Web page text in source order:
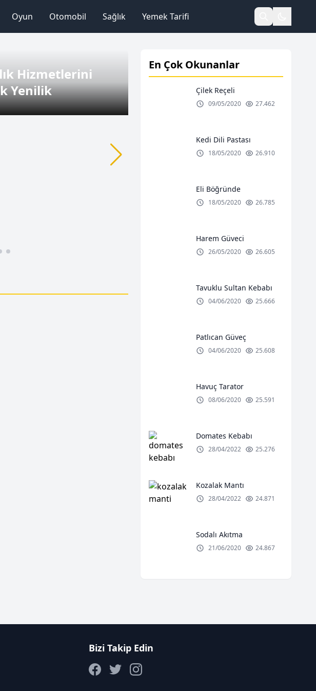
Oyun Otomobil Sağlık Yemek Tarifi
Hizmetlerini
Yenilik
Eğer Beni Görürsen,
(Hunger
En Çok Okunanlar
Çilek Reçeli
09/05/2020 27.462
Kedi Dili Pastası
18/05/2020 26.910
Eli Böğründe
18/05/2020 26.785
Harem Güveci
26/05/2020 26.605
Tavuklu Sultan Kebabı
04/06/2020 25.666
Patlıcan Güveç
04/06/2020 25.608
Havuç Tarator
08/06/2020 25.591
Domates Kebabı
28/04/2022 25.276
Kozalak Mantı
28/04/2022 24.871
Sodalı Akıtma
21/06/2020 24.867
Bizi Takip Edin